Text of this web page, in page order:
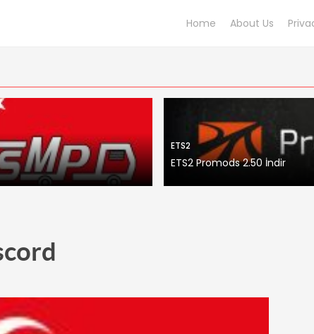
Home About Us
ETS2
ETS2 Promods 2.50 İndir